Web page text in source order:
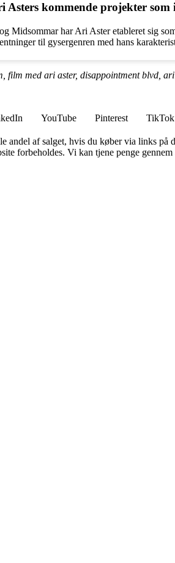
kommende projekter
Midsommar har Ari Aster etableret sig
til gysergenren med hans
med ari aster, disappointment blvd,
YouTube Pinterest TikTok
af salget, hvis du køber via links på
forbeholdes. Vi kan tjene penge